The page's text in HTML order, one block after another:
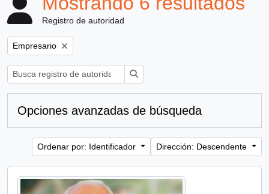
Registro de autoridad
Remove filter:
Empresario
Opciones avanzadas de búsqueda
Ordenar por: Identificador Dirección: Descendente